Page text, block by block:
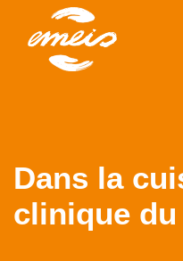
Dans la
clinique du